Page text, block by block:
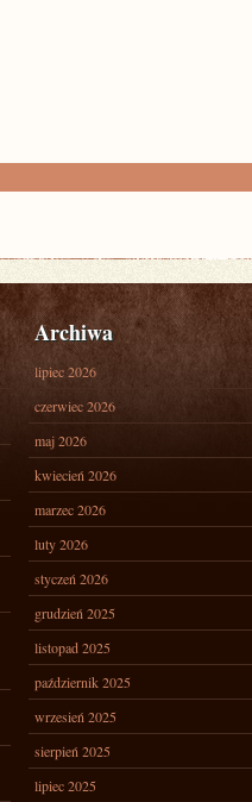
Archiwa
lipiec 2026
czerwiec 2026
maj 2026
kwiecień 2026
marzec 2026
luty 2026
styczeń 2026
grudzień 2025
listopad 2025
październik 2025
wrzesień 2025
sierpień 2025
lipiec 2025